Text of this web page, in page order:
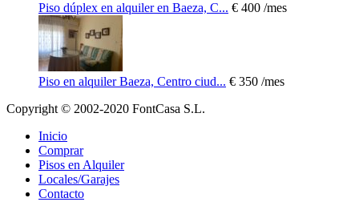
Piso dúplex en alquiler en Baeza, C... € 400 /mes
Piso en alquiler Baeza, Centro ciud... € 350 /mes
Copyright © 2002-2020 FontCasa S.L.
Inicio
Comprar
Pisos en Alquiler
Locales/Garajes
Contacto